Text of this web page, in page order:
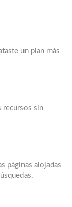
un plan más
recursos sin
páginas alojadas